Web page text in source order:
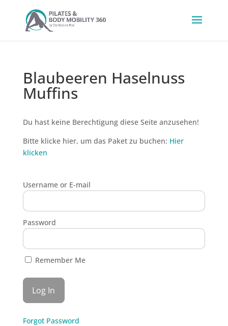
Blaubeeren Haselnuss
Muffins
Du hast keine Berechtigung diese Seite anzusehen!
Bitte klicke hier, um das Paket zu buchen: Hier
klicken
Username or E-mail
Password
Remember Me
Forgot Password